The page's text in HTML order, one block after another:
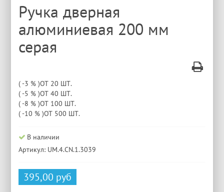
Ручка дверная
алюминиевая 200 мм
серая
( -3 % )ОТ 20 ШТ.
( -5 % )ОТ 40 ШТ.
( -8 % )ОТ 100 ШТ.
( -10 % )ОТ 500 ШТ.
В наличии
Артикул: UM.4.CN.1.3039
395,00 руб